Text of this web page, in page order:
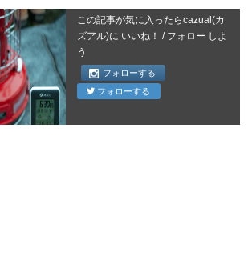
この記事が気に入ったらcazual(カ
ズアル)に いいね！ / フォロー しよ
う
フォローする
フォローする